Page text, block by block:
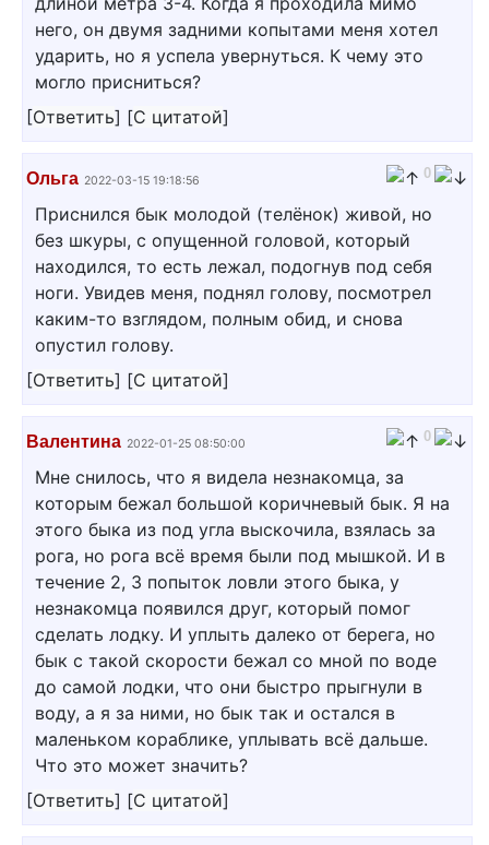
него, он двумя задними копытами меня хотел
ударить, но я успела увернуться. К чему это
могло присниться?
[Ответить] [С цитатой]
Ольга 2022-03-15 19:18:56 0
Приснился бык молодой (телёнок) живой, но
без шкуры, с опущенной головой, который
находился, то есть лежал, подогнув под себя
ноги. Увидев меня, поднял голову, посмотрел
каким-то взглядом, полным обид, и снова
опустил голову.
[Ответить] [С цитатой]
Валентина 2022-01-25 08:50:00 0
Мне снилось, что я видела незнакомца, за
которым бежал большой коричневый бык. Я на
этого быка из под угла выскочила, взялась за
рога, но рога всё время были под мышкой. И в
течение 2, 3 попыток ловли этого быка, у
незнакомца появился друг, который помог
сделать лодку. И уплыть далеко от берега, но
бык с такой скорости бежал со мной по воде
до самой лодки, что они быстро прыгнули в
воду, а я за ними, но бык так и остался в
маленьком кораблике, уплывать всё дальше.
Что это может значить?
[Ответить] [С цитатой]